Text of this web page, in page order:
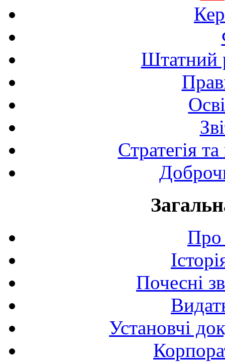
Штатний
Стратегія
Про
Почесні
Установчі